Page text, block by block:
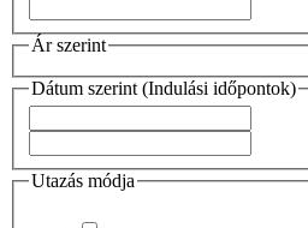
Ár szerint
Dátum szerint (Indulási időpontok)
Utazás módja